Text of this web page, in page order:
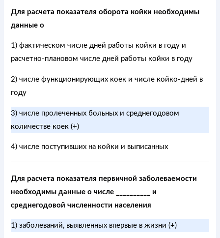
Для расчета показателя оборота койки необходимы
данные о
1) фактическом числе дней работы койки в году и
расчетно-плановом числе дней работы койки в году
2) числе функционирующих коек и числе койко-дней в
году
3) числе пролеченных больных и среднегодовом
количестве коек (+)
4) числе поступивших на койки и выписанных
Для расчета показателя первичной заболеваемости
необходимы данные о числе __________ и
среднегодовой численности населения
1) заболеваний, выявленных впервые в жизни (+)